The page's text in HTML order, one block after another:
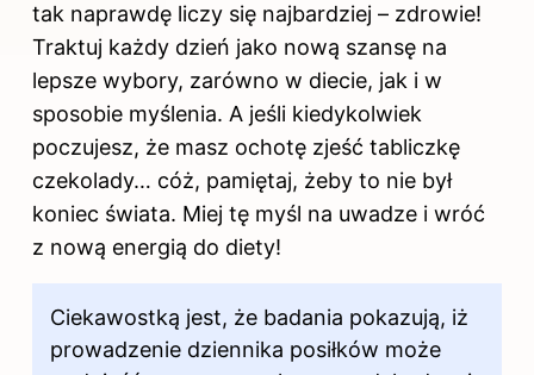
tak naprawdę liczy się najbardziej – zdrowie!
Traktuj każdy dzień jako nową szansę na
lepsze wybory, zarówno w diecie, jak i w
sposobie myślenia. A jeśli kiedykolwiek
poczujesz, że masz ochotę zjeść tabliczkę
czekolady… cóż, pamiętaj, żeby to nie był
koniec świata. Miej tę myśl na uwadze i wróć
z nową energią do diety!
Ciekawostką jest, że badania pokazują, iż
prowadzenie dziennika posiłków może